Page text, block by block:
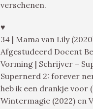
verschenen.
♥
34 | Mama van Lily
Afgestudeerd Docent
Vorming | Schrijver –
Supernerd 2: forever
heb ik een drankje voor
Wintermagie (2022) en